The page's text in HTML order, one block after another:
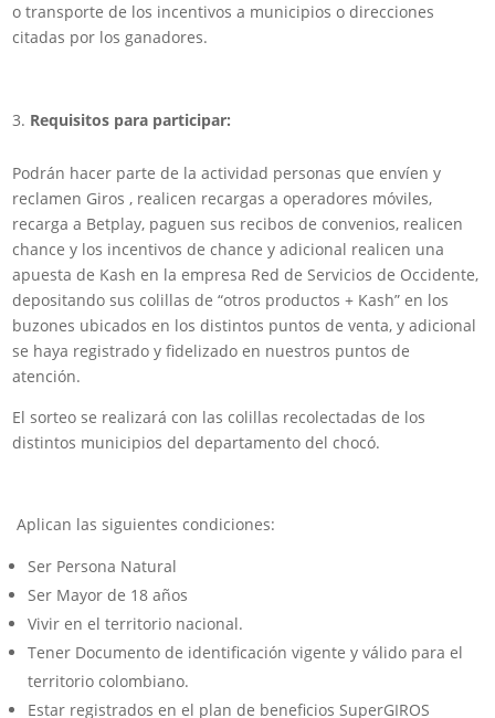
o transporte de los incentivos a municipios o direcciones
citadas por los ganadores.
Requisitos para participar:
Podrán hacer parte de la actividad personas que envíen y
reclamen Giros , realicen recargas a operadores móviles,
recarga a Betplay, paguen sus recibos de convenios, realicen
chance y los incentivos de chance y adicional realicen una
apuesta de Kash en la empresa Red de Servicios de Occidente,
depositando sus colillas de “otros productos + Kash” en los
buzones ubicados en los distintos puntos de venta, y adicional
se haya registrado y fidelizado en nuestros puntos de
atención.
El sorteo se realizará con las colillas recolectadas de los
distintos municipios del departamento del chocó.
Aplican las siguientes condiciones:
Ser Persona Natural
Ser Mayor de 18 años
Vivir en el territorio nacional.
Tener Documento de identificación vigente y válido para el
territorio colombiano.
Estar registrados en el plan de beneficios SuperGIROS